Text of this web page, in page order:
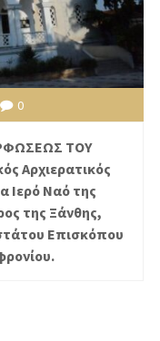
0
ΤΟΥ
Αρχιερατικός
Ιερό Ναό της
της Ξάνθης,
Επισκόπου